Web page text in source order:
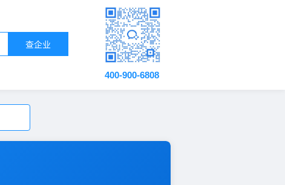
查企业
400-900-6808